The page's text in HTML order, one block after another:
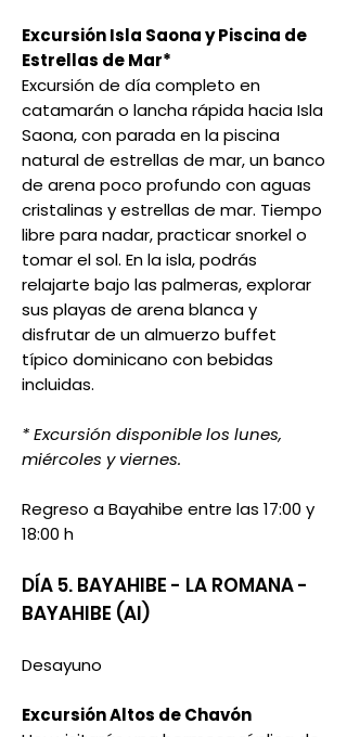
Excursión Isla Saona y Piscina de
Estrellas de Mar*
Excursión de día completo en
catamarán o lancha rápida hacia Isla
Saona, con parada en la piscina
natural de estrellas de mar, un banco
de arena poco profundo con aguas
cristalinas y estrellas de mar. Tiempo
libre para nadar, practicar snorkel o
tomar el sol. En la isla, podrás
relajarte bajo las palmeras, explorar
sus playas de arena blanca y
disfrutar de un almuerzo buffet
típico dominicano con bebidas
incluidas.
* Excursión disponible los lunes,
miércoles y viernes.
Regreso a Bayahibe entre las 17:00 y
18:00 h
DÍA 5. BAYAHIBE - LA ROMANA -
BAYAHIBE (AI)
Desayuno
Excursión Altos de Chavón